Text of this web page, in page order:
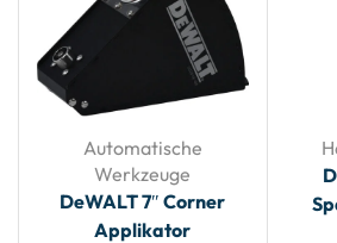
Automatische
Werkzeuge
DeWALT 7″ Corner
Applikator